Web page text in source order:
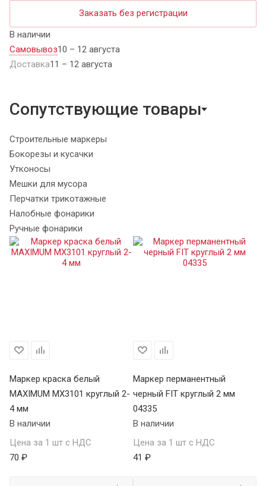
Заказать без регистрации
В наличии
Самовывоз10 – 12 августа
Доставка11 – 12 августа
Сопутствующие товары
Строительные маркеры
Бокорезы и кусачки
Утконосы
Мешки для мусора
Перчатки трикотажные
Налобные фонарики
Ручные фонарики
Маркер краска белый
MAXIMUM MX3101 круглый 2-
4 мм
В наличии
Цена за 1 шт с НДС
70 ₽
Маркер перманентный
черный FIT круглый 2 мм
04335
В наличии
Цена за 1 шт с НДС
41 ₽